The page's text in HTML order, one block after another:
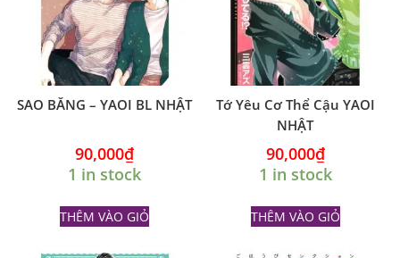
SAO BĂNG – YAOI BL NHẬT
90,000₫
1 in stock
THÊM VÀO GIỎ
Tớ Yêu Cơ Thể Cậu YAOI
NHẬT
90,000₫
1 in stock
THÊM VÀO GIỎ